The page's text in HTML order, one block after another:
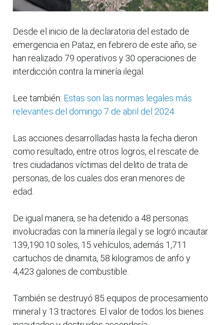
Desde el inicio de la declaratoria del estado de
emergencia en Pataz, en febrero de este año, se
han realizado 79 operativos y 30 operaciones de
interdicción contra la minería ilegal.
Lee también: Estas son las normas legales más
relevantes del domingo 7 de abril del 2024
Las acciones desarrolladas hasta la fecha dieron
como resultado, entre otros logros, el rescate de
tres ciudadanos víctimas del delito de trata de
personas, de los cuales dos eran menores de
edad.
De igual manera, se ha detenido a 48 personas
involucradas con la minería ilegal y se logró incautar
139,190.10 soles, 15 vehículos, además 1,711
cartuchos de dinamita, 58 kilogramos de anfo y
4,423 galones de combustible.
También se destruyó 85 equipos de procesamiento
mineral y 13 tractores. El valor de todos los bienes